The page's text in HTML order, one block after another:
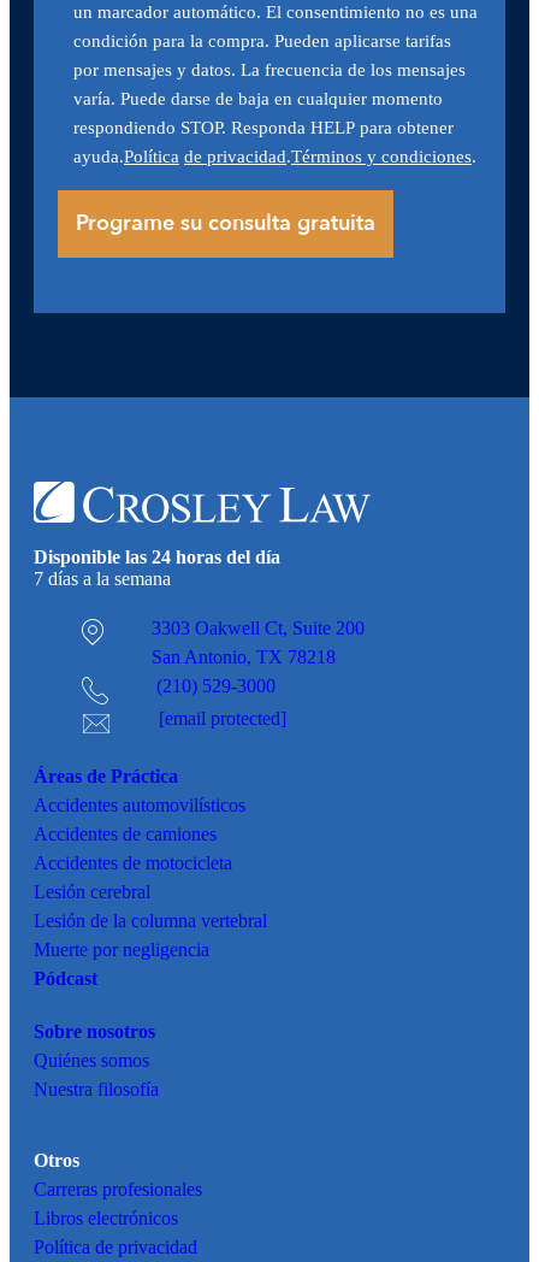
un marcador automático. El consentimiento no es una
condición para la compra. Pueden aplicarse tarifas
por mensajes y datos. La frecuencia de los mensajes
varía. Puede darse de baja en cualquier momento
respondiendo STOP. Responda HELP para obtener
ayuda.Política de privacidad.Términos y condiciones.
Disponible las 24 horas del día
7 días a la semana
3303 Oakwell Ct, Suite 200
San Antonio, TX 78218
(210) 529-3000
[email protected]
Áreas de Práctica
Accidentes automovilísticos
Accidentes de camiones
Accidentes de motocicleta
Lesión cerebral
Lesión de la columna vertebral
Muerte por negligencia
Pódcast
Sobre nosotros
Quiénes somos
Nuestra filosofía
Otros
Carreras profesionales
Libros electrónicos
Política de privacidad